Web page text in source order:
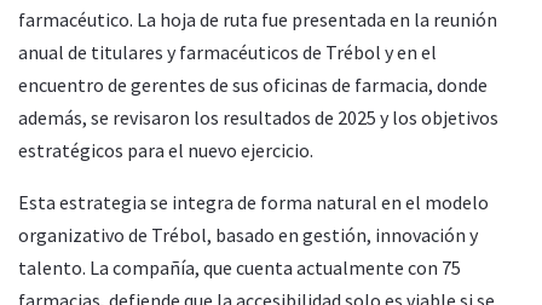
farmacéutico. La hoja de ruta fue presentada en la reunión
anual de titulares y farmacéuticos de Trébol y en el
encuentro de gerentes de sus oficinas de farmacia, donde
además, se revisaron los resultados de 2025 y los objetivos
estratégicos para el nuevo ejercicio.
Esta estrategia se integra de forma natural en el modelo
organizativo de Trébol, basado en gestión, innovación y
talento. La compañía, que cuenta actualmente con 75
farmacias, defiende que la accesibilidad solo es viable si se